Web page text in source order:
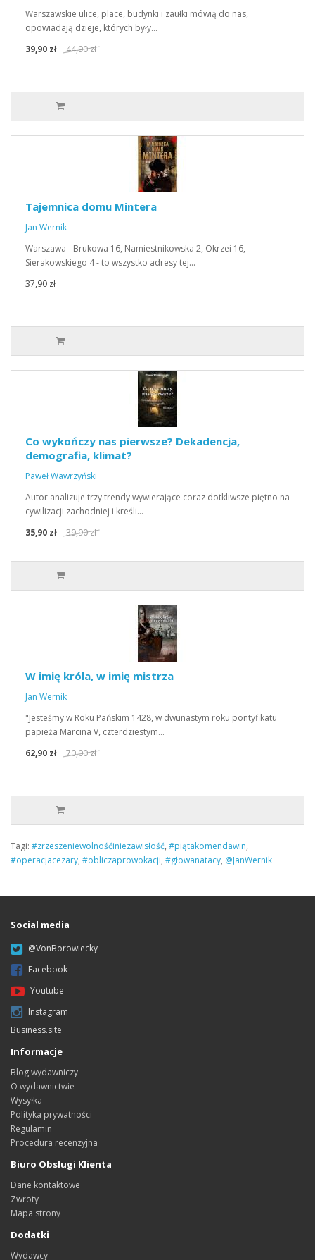
Warszawskie ulice, place, budynki i zaułki mówią do nas,
opowiadają dzieje, których były…
39,90 zł
44,90 zł
Tajemnica domu Mintera
Jan Wernik
Warszawa - Brukowa 16, Namiestnikowska 2, Okrzei 16,
Sierakowskiego 4 - to wszystko adresy tej…
37,90 zł
Co wykończy nas pierwsze? Dekadencja,
demografia, klimat?
Paweł Wawrzyński
Autor analizuje trzy trendy wywierające coraz dotkliwsze piętno na
cywilizacji zachodniej i kreśli…
35,90 zł
39,90 zł
W imię króla, w imię mistrza
Jan Wernik
"Jesteśmy w Roku Pańskim 1428, w dwunastym roku pontyfikatu
papieża Marcina V, czterdziestym…
62,90 zł
70,00 zł
Tagi: #zrzeszeniewolnośćiniezawisłość, #piątakomendawin,
#operacjacezary, #obliczaprowokacji, #głowanatacy, @JanWernik
Social media
@VonBorowiecky
Facebook
Youtube
Instagram
Business.site
Informacje
Blog wydawniczy
O wydawnictwie
Wysyłka
Polityka prywatności
Regulamin
Procedura recenzyjna
Biuro Obsługi Klienta
Dane kontaktowe
Zwroty
Mapa strony
Dodatki
Wydawcy